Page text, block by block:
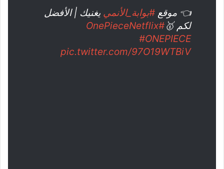
👈 موقع #بوابة_الأنمي يغنيك | الأفضل
لكم 🥇#OnePieceNetflix
#ONEPIECE
pic.twitter.com/97O19WTBiV